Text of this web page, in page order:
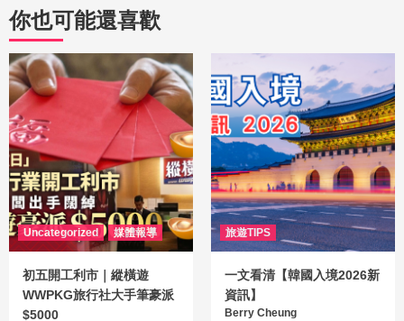
你也可能還喜歡
Uncategorized 媒體報導
初五開工利市｜縱橫遊
WWPKG旅行社大手筆豪派
$5000
旅遊TIPS
一文看清【韓國入境2026新
資訊】
Berry Cheung